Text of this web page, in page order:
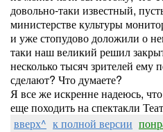
довольно-таки известный,
министерстве культуры
и уже стопудово доложили о
таки наш великий решил
несколько тысяч зрителей ему
сделают? Что думаете?
Я все же искренне надеюсь,
еще походить на спектакли
вверх^ к полной версии